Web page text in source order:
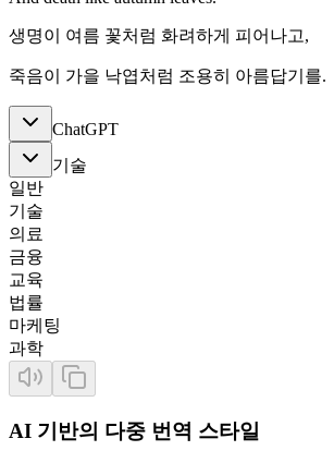
생명이 여름 꽃처럼 화려하게 피어나고,
죽음이 가을 낙엽처럼 조용히 아름답기를.
ChatGPT
기술
일반
기술
의료
금융
교육
법률
마케팅
과학
AI 기반의 다중 번역 스타일